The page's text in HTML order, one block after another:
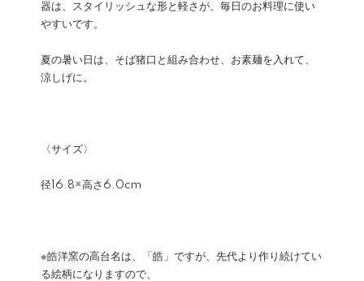
器は、スタイリッシュな形と軽さが、毎日のお料理に使い
やすいです。
夏の暑い日は、そば猪口と組み合わせ、お素麺を入れて、
涼しげに。
〈サイズ〉
径16.8×高さ6.0cm
※皓洋窯の高台名は、「皓」ですが、先代より作り続けてい
る絵柄になりますので、